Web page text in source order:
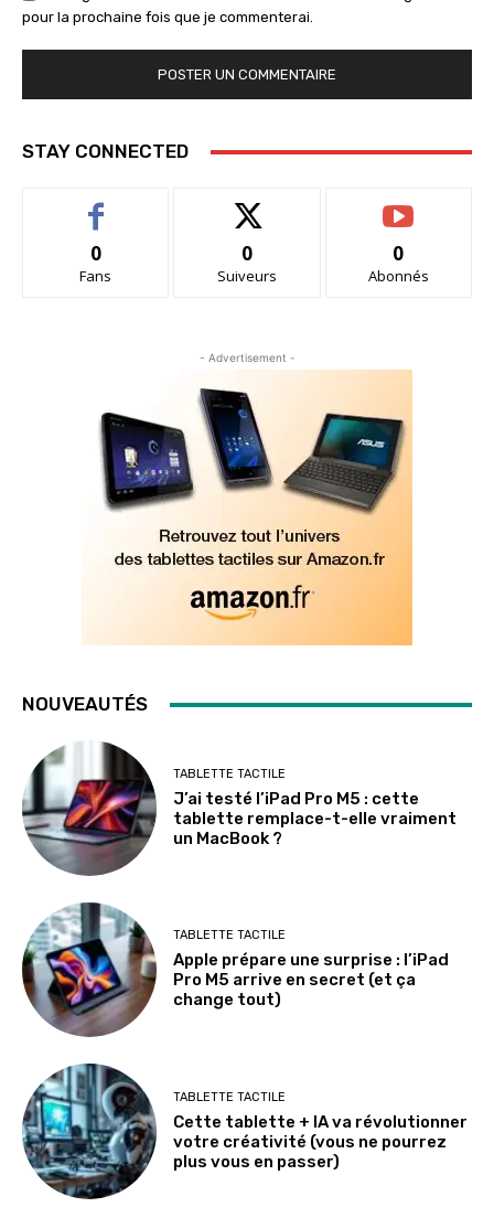
pour la prochaine fois que je commenterai.
STAY CONNECTED
0
Fans
0
Suiveurs
0
Abonnés
- Advertisement -
NOUVEAUTÉS
TABLETTE TACTILE
J’ai testé l’iPad Pro M5 : cette
tablette remplace-t-elle vraiment
un MacBook ?
TABLETTE TACTILE
Apple prépare une surprise : l’iPad
Pro M5 arrive en secret (et ça
change tout)
TABLETTE TACTILE
Cette tablette + IA va révolutionner
votre créativité (vous ne pourrez
plus vous en passer)